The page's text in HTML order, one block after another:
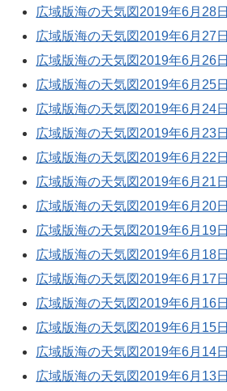
広域版海の天気図2019年6月28日
広域版海の天気図2019年6月27日
広域版海の天気図2019年6月26日
広域版海の天気図2019年6月25日
広域版海の天気図2019年6月24日
広域版海の天気図2019年6月23日
広域版海の天気図2019年6月22日
広域版海の天気図2019年6月21日
広域版海の天気図2019年6月20日
広域版海の天気図2019年6月19日
広域版海の天気図2019年6月18日
広域版海の天気図2019年6月17日
広域版海の天気図2019年6月16日
広域版海の天気図2019年6月15日
広域版海の天気図2019年6月14日
広域版海の天気図2019年6月13日